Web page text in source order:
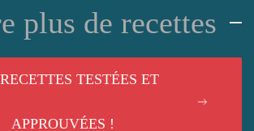
plus de recettes
TESTÉES ET
APPROUVÉES !